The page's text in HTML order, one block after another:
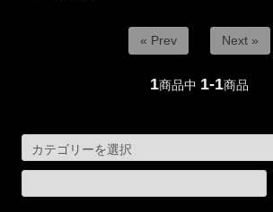
« Prev Next »
1商品中 1-1商品